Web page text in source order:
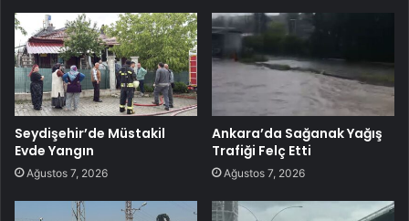
Seydişehir’de Müstakil
Evde Yangın
Ağustos 7, 2026
Ankara’da Sağanak Yağış
Trafiği Felç Etti
Ağustos 7, 2026